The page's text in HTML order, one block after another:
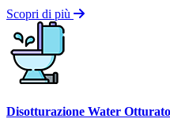
Scopri di più
Disotturazione Water Otturato